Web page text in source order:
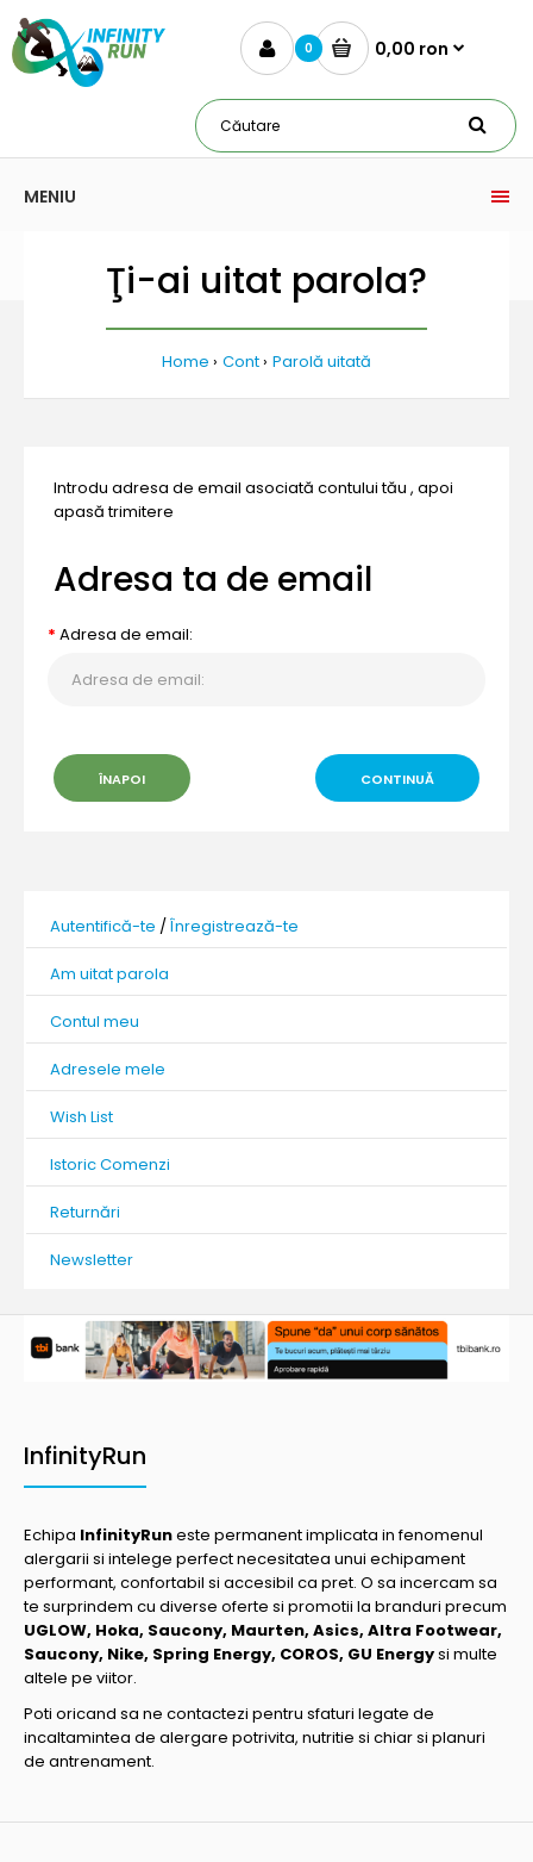
0 0,00 ron
MENIU
Ţi-ai uitat parola?
Home Cont Parolă uitată
Introdu adresa de email asociată contului tău , apoi
apasă trimitere
Adresa ta de email
Adresa de email:
ÎNAPOI
Autentifică-te /Înregistrează-te
Am uitat parola
Contul meu
Adresele mele
Wish List
Istoric Comenzi
Returnări
Newsletter
InfinityRun
Echipa InfinityRuneste permanent implicata in fenomenul
alergarii si intelege perfect necesitatea unui echipament
performant, confortabil si accesibil ca pret. O sa incercam sa
te surprindem cu diverse oferte si promotii la branduri precum
UGLOW, Hoka, Saucony, Maurten, Asics, Altra Footwear,
Saucony, Nike, Spring Energy, COROS, GU Energysi multe
altele pe viitor.
Poti oricand sa ne contactezi pentru sfaturi legate de
incaltamintea de alergare potrivita, nutritie si chiar si planuri
de antrenament.